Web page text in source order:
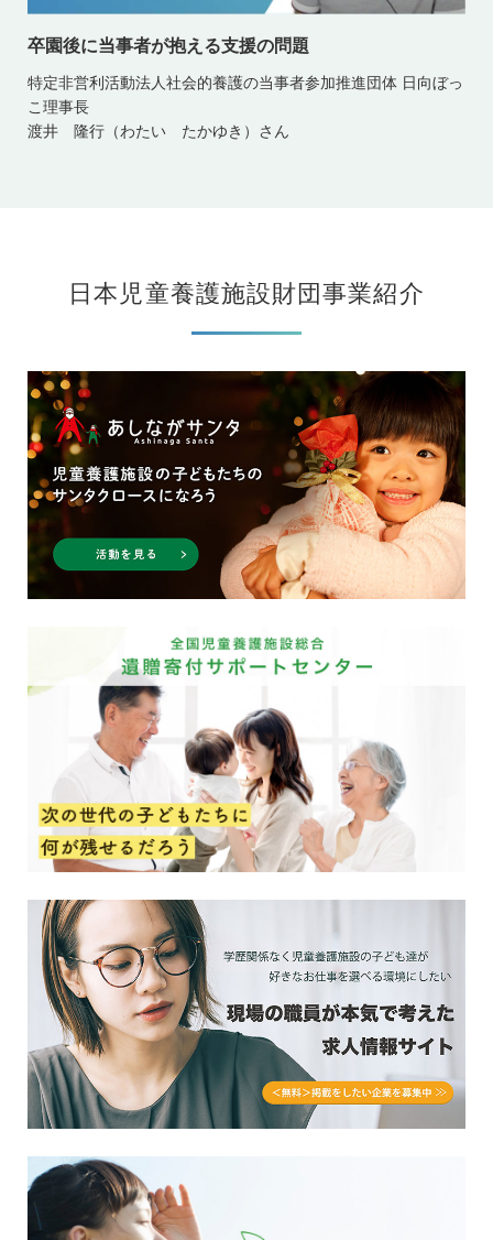
卒園後に当事者が抱える支援の問題
特定非営利活動法人社会的養護の当事者参加推進団体 日向ぼっ
こ理事長
渡井 隆行（わたい たかゆき）さん
日本児童養護施設財団事業紹介